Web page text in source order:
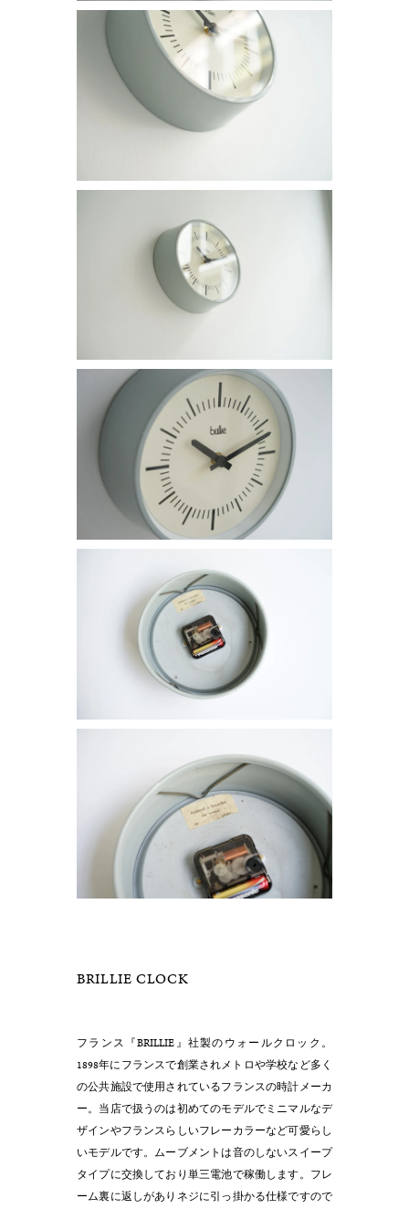
BRILLIE CLOCK
フランス『BRILLIE』社製のウォールクロック。
1898年にフランスで創業されメトロや学校など多く
の公共施設で使用されているフランスの時計メーカ
ー。当店で扱うのは初めてのモデルでミニマルなデ
ザインやフランスらしいフレーカラーなど可愛らし
いモデルです。ムーブメントは音のしないスイープ
タイプに交換しており単三電池で稼働します。フレ
ーム裏に返しがありネジに引っ掛かる仕様ですので